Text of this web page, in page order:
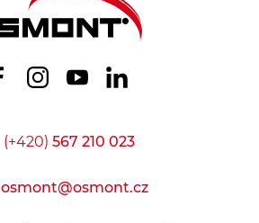
(+420) 567 210 023
osmont@osmont.cz